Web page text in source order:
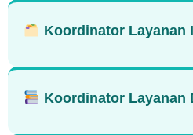
Koordinator Layanan
Koordinator Layanan